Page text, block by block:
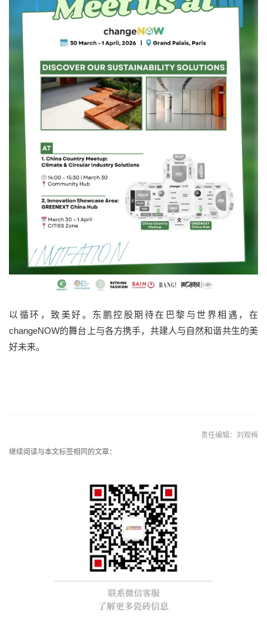
以循环，致美好。东鹏控股期待在巴黎与世界相遇，在
changeNOW的舞台上与各方携手，共建人与自然和谐共生的美
好未来。
责任编辑：刘观梅
继续阅读与本文标签相同的文章：